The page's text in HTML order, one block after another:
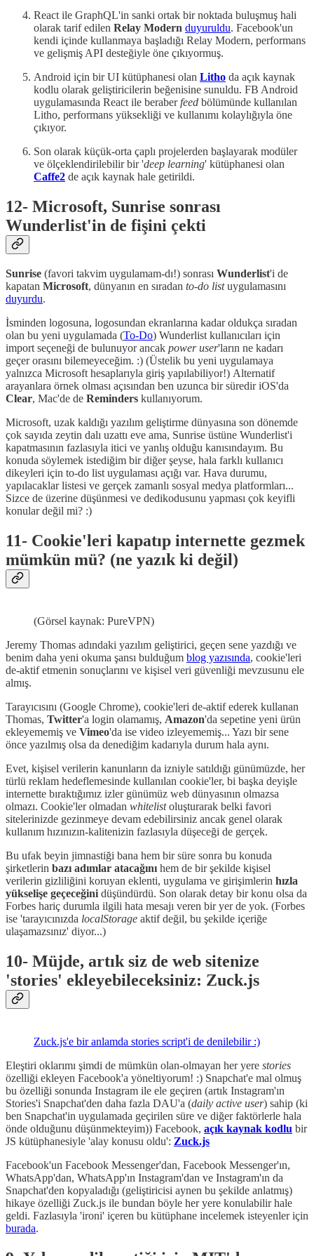
React ile GraphQL'in sanki ortak bir noktada buluşmuş hali
olarak tarif edilen Relay Modern duyuruldu. Facebook'un
kendi içinde kullanmaya başladığı Relay Modern, performans
ve gelişmiş API desteğiyle öne çıkıyormuş.
Android için bir UI kütüphanesi olan Litho da açık kaynak
kodlu olarak geliştiricilerin beğenisine sunuldu. FB Android
uygulamasında React ile beraberfeed bölümünde kullanılan
Litho, performans yüksekliği ve kullanımı kolaylığıyla öne
çıkıyor.
Son olarak küçük-orta çaplı projelerden başlayarak modüler
ve ölçeklendirilebilir bir 'deep learning' kütüphanesi olan
Caffe2 de açık kaynak hale getirildi.
12- Microsoft, Sunrise sonrası
Wunderlist'in de fişini çekti
Sunrise (favori takvim uygulamam-dı!) sonrası Wunderlist'i de
kapatan Microsoft, dünyanın en sıradan to-do listuygulamasını
duyurdu.
İsminden logosuna, logosundan ekranlarına kadar oldukça sıradan
olan bu yeni uygulamada (To-Do) Wunderlist kullanıcıları için
import seçeneği de bulunuyor ancak power user'ların ne kadarı
geçer orasını bilemeyeceğim. :) (Üstelik bu yeni uygulamaya
yalnızca Microsoft hesaplarıyla giriş yapılabiliyor!) Alternatif
arayanlara örnek olması açısından ben uzunca bir süredir iOS'da
Clear, Mac'de de Reminders kullanıyorum.
Microsoft, uzak kaldığı yazılım geliştirme dünyasına son dönemde
çok sayıda zeytin dalı uzattı eve ama, Sunrise üstüne Wunderlist'i
kapatmasının fazlasıyla itici ve yanlış olduğu kanısındayım. Bu
konuda söylemek istediğim bir diğer şeyse, hala farklı kullanıcı
dikeyleri için to-do list uygulaması açığı var. Hava durumu,
yapılacaklar listesi ve gerçek zamanlı sosyal medya platformları...
Sizce de üzerine düşünmesi ve dedikodusunu yapması çok keyifli
konular değil mi? :)
11- Cookie'leri kapatıp internette gezmek
mümkün mü? (ne yazık ki değil)
(Görsel kaynak: PureVPN)
Jeremy Thomas adındaki yazılım geliştirici, geçen sene yazdığı ve
benim daha yeni okuma şansı bulduğum blog yazısında, cookie'leri
de-aktif etmenin sonuçlarını ve kişisel veri güvenliği mevzusunu ele
almış.
Tarayıcısını (Google Chrome), cookie'leri de-aktif ederek kullanan
Thomas, Twitter'a login olamamış, Amazon'da sepetine yeni ürün
ekleyememiş ve Vimeo'da ise video izleyememiş... Yazı bir sene
önce yazılmış olsa da denediğim kadarıyla durum hala aynı.
Evet, kişisel verilerin kanunların da izniyle satıldığı günümüzde, her
türlü reklam hedeflemesinde kullanılan cookie'ler, bi başka deyişle
internette bıraktığımız izler günümüz web dünyasının olmazsa
olmazı. Cookie'ler olmadan whitelistoluşturarak belki favori
sitelerinizde gezinmeye devam edebilirsiniz ancak genel olarak
kullanım hızınızın-kalitenizin fazlasıyla düşeceği de gerçek.
Bu ufak beyin jimnastiği bana hem bir süre sonra bu konuda
şirketlerin bazı adımlar atacağını hem de bir şekilde kişisel
verilerin gizliliğini koruyan eklenti, uygulama ve girişimlerin hızla
yükselişe geçeceğini düşündürdü. Son olarak detay bir konu olsa da
Forbes hariç durumla ilgili hata mesajı veren bir yer de yok. (Forbes
ise 'tarayıcınızda localStorage aktif değil, bu şekilde içeriğe
ulaşamazsınız' diyor...)
10- Müjde, artık siz de web sitenize
'stories' ekleyebileceksiniz: Zuck.js
Zuck.js'e bir anlamda stories script'i de denilebilir :)
Eleştiri oklarımı şimdi de mümkün olan-olmayan her yere stories
özelliği ekleyen Facebook'a yöneltiyorum! :) Snapchat'e mal olmuş
bu özelliği sonunda Instagram ile ele geçiren (artık Instagram'ın
Stories'i Snapchat'den daha fazla DAU'a (daily active user) sahip (ki
ben Snapchat'in uygulamada geçirilen süre ve diğer faktörlerle hala
önde olduğunu düşünmekteyim)) Facebook, açık kaynak kodlu bir
JS kütüphanesiyle 'alay konusu oldu': Zuck.js
Facebook'un Facebook Messenger'dan, Facebook Messenger'ın,
WhatsApp'dan, WhatsApp'ın Instagram'dan ve Instagram'ın da
Snapchat'den kopyaladığı (geliştiricisi aynen bu şekilde anlatmış)
hikaye özelliği Zuck.js ile bundan böyle her yere konulabilir hale
geldi. Fazlasıyla 'ironi' içeren bu kütüphane incelemek isteyenler için
burada.